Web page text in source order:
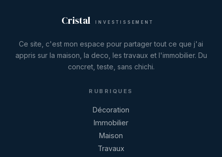
Cristal INVESTISSEMENT
Ce site, c'est mon espace pour partager tout ce que j'ai
appris sur la maison, la deco, les travaux et l'immobilier. Du
concret, teste, sans chichi.
RUBRIQUES
Décoration
Immobilier
Maison
Travaux